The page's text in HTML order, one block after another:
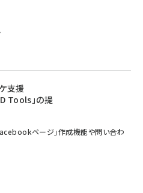
支援
Tools」の提
ページ」作成機能や問い合わ